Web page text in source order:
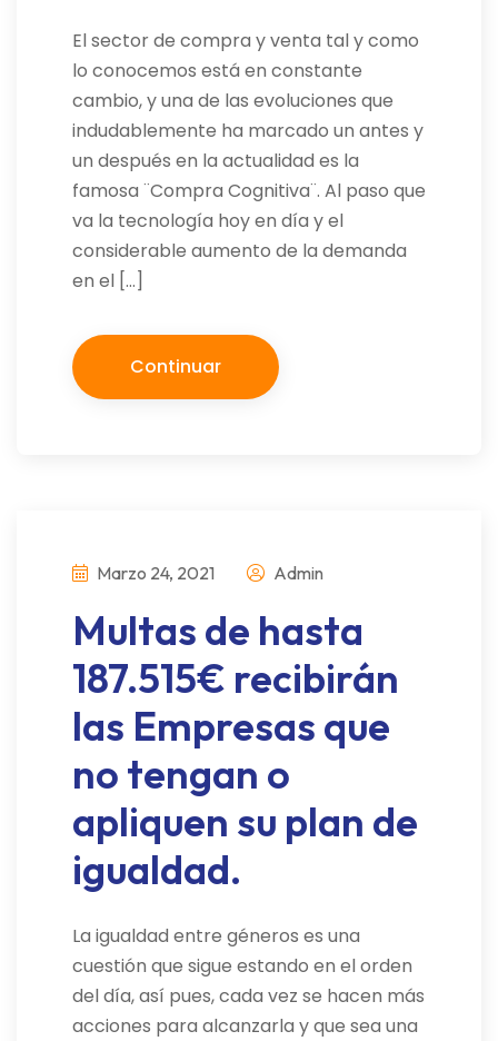
El sector de compra y venta tal y como
lo conocemos está en constante
cambio, y una de las evoluciones que
indudablemente ha marcado un antes y
un después en la actualidad es la
famosa ¨Compra Cognitiva¨. Al paso que
va la tecnología hoy en día y el
considerable aumento de la demanda
en el […]
Continuar
Marzo 24, 2021 Admin
Multas de hasta
187.515€ recibirán
las Empresas que
no tengan o
apliquen su plan de
igualdad.
La igualdad entre géneros es una
cuestión que sigue estando en el orden
del día, así pues, cada vez se hacen más
acciones para alcanzarla y que sea una